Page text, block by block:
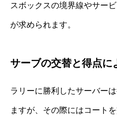
スボックスの境界線やサー
が求められます。
サーブの交替と得点に
ラリーに勝利したサーバー
ますが、その際にはコート